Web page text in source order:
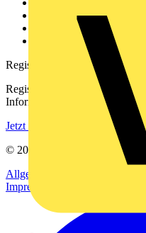
Downloadbereich (PDFs)
Häufig gestellte Fragen
voltimum.com
Registrierung
Registrieren Sie sich
Informationen aus der
Jetzt registrieren
© 2002-
Allgemeine
Impressum